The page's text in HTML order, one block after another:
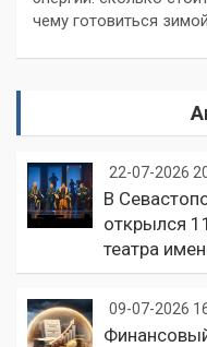
чему готовиться зимой
22-07-2026
В
открылся
театра
09-07-2026